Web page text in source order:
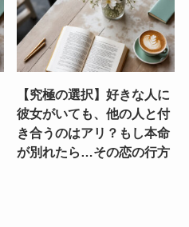
【究極の選択】好きな人に
彼女がいても、他の人と付
き合うのはアリ？もし本命
が別れたら…その恋の行方